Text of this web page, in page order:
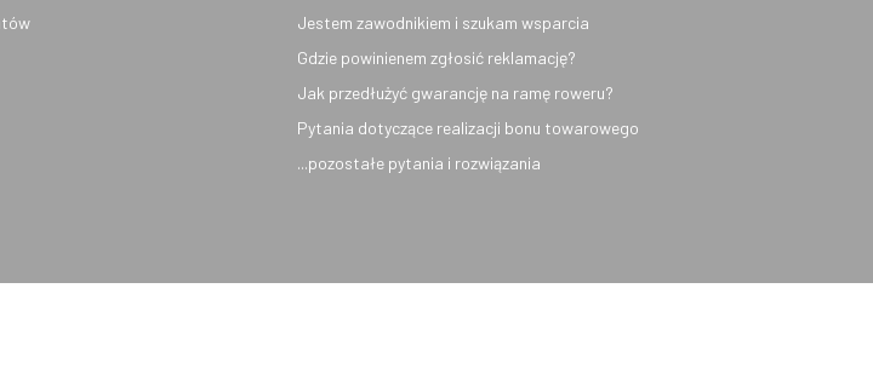
Jestem zawodnikiem i szukam wsparcia
Gdzie powinienem zgłosić reklamację?
Jak przedłużyć gwarancję na ramę roweru?
Pytania dotyczące realizacji bonu towarowego
...pozostałe pytania i rozwiązania